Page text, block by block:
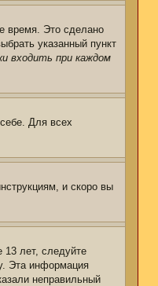
время. Это сделано
указанный пункт
входить при каждом
Для всех
и скоро вы
13 лет, следуйте
Эта информация
неправильный